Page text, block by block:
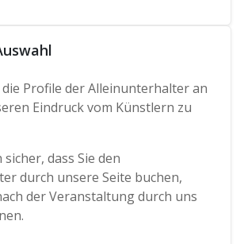
die Profile der Alleinunterhalter an
Eindruck vom Künstlern zu
sicher, dass Sie den
durch unsere Seite buchen,
der Veranstaltung durch uns